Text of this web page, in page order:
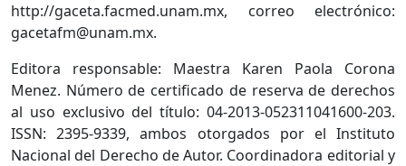
http://gaceta.facmed.unam.mx, correo electrónico:
gacetafm@unam.mx.
Editora responsable: Maestra Karen Paola Corona
Menez. Número de certificado de reserva de derechos
al uso exclusivo del título: 04-2013-052311041600-203.
ISSN: 2395-9339, ambos otorgados por el Instituto
Nacional del Derecho de Autor. Coordinadora editorial y